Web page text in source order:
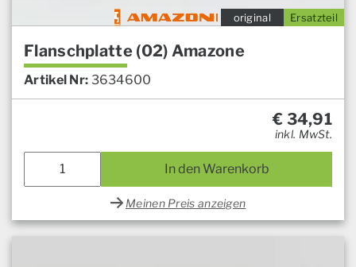
Ersatzteil
original
Flanschplatte (02) Amazone
Artikel Nr: 3634600
€ 34,91
inkl. MwSt.
In den Warenkorb
Meinen Preis anzeigen